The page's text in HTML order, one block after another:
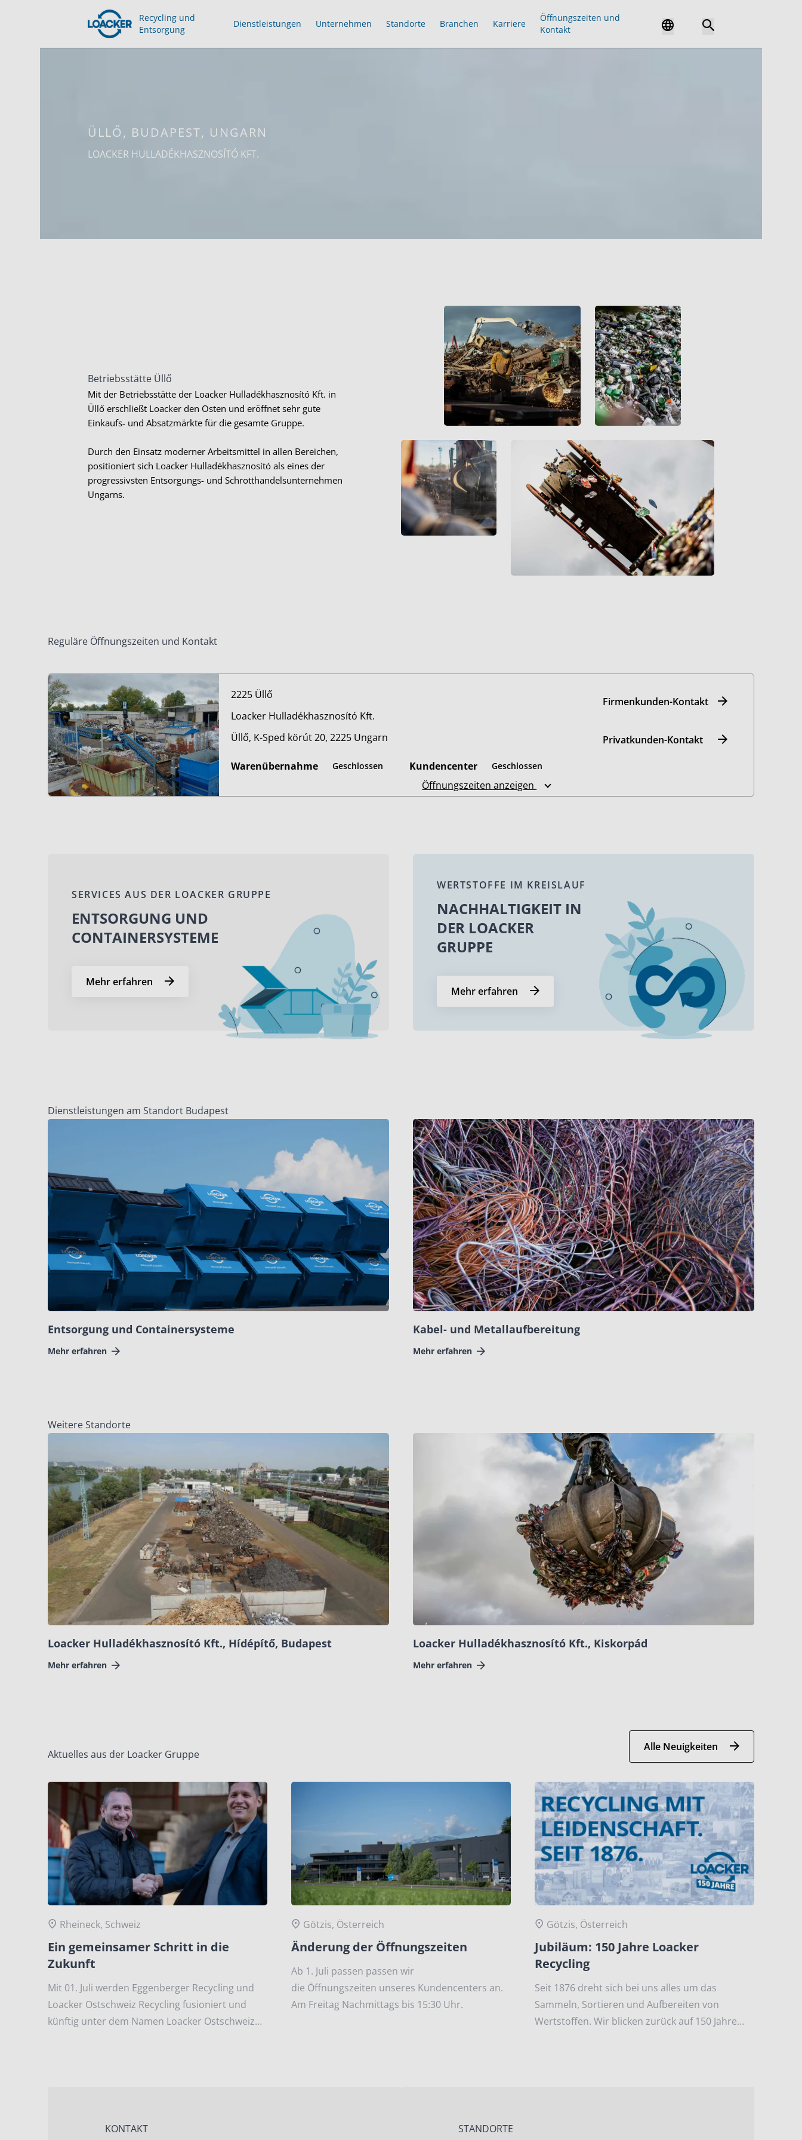
Recycling und
Entsorgung
Dienstleistungen Unternehmen Standorte Branchen Karriere
Öffnungszeiten und
Kontakt
ÜLLŐ, BUDAPEST, UNGARN
LOACKER HULLADÉKHASZNOSÍTÓ KFT.
Betriebsstätte Üllő
Mit der Betriebsstätte der Loacker Hulladékhasznosító Kft. in
Üllő erschließt Loacker den Osten und eröffnet sehr gute
Einkaufs- und Absatzmärkte für die gesamte Gruppe.
Durch den Einsatz moderner Arbeitsmittel in allen Bereichen,
positioniert sich Loacker Hulladékhasznosító als eines der
progressivsten Entsorgungs- und Schrotthandelsunternehmen
Ungarns.
Reguläre Öffnungszeiten und Kontakt
2225 Üllő
Loacker Hulladékhasznosító Kft.
Üllő, K-Sped körút 20, 2225 Ungarn
Warenübernahme Geschlossen Kundencenter Geschlossen
Firmenkunden-Kontakt
Privatkunden-Kontakt
Öffnungszeiten anzeigen
SERVICES AUS DER LOACKER GRUPPE
ENTSORGUNG UND
CONTAINERSYSTEME
Mehr erfahren
WERTSTOFFE IM KREISLAUF
NACHHALTIGKEIT IN
DER LOACKER
GRUPPE
Mehr erfahren
Dienstleistungen am Standort Budapest
Entsorgung und Containersysteme
Mehr erfahren
Kabel- und Metallaufbereitung
Mehr erfahren
Weitere Standorte
Loacker Hulladékhasznosító Kft., Hídépítő, Budapest
Mehr erfahren
Loacker Hulladékhasznosító Kft., Kiskorpád
Mehr erfahren
Aktuelles aus der Loacker Gruppe
Alle Neuigkeiten
Rheineck, Schweiz
Ein gemeinsamer Schritt in die
Zukunft
Mit 01. Juli werden Eggenberger Recycling und
Loacker Ostschweiz Recycling fusioniert und
künftig unter dem Namen Loacker Ostschweiz
Götzis, Österreich
Änderung der Öffnungszeiten
Ab 1. Juli passen passen wir
die Öffnungszeiten unseres Kundencenters an.
Am Freitag Nachmittags bis 15:30 Uhr.
Götzis, Österreich
Jubiläum: 150 Jahre Loacker
Recycling
Seit 1876 dreht sich bei uns alles um das
Sammeln, Sortieren und Aufbereiten von
Wertstoffen. Wir blicken zurück auf 150 Jahre
KONTAKT
STANDORTE